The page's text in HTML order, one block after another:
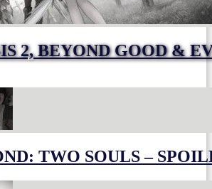
2, BEYOND GOOD &
TWO SOULS –